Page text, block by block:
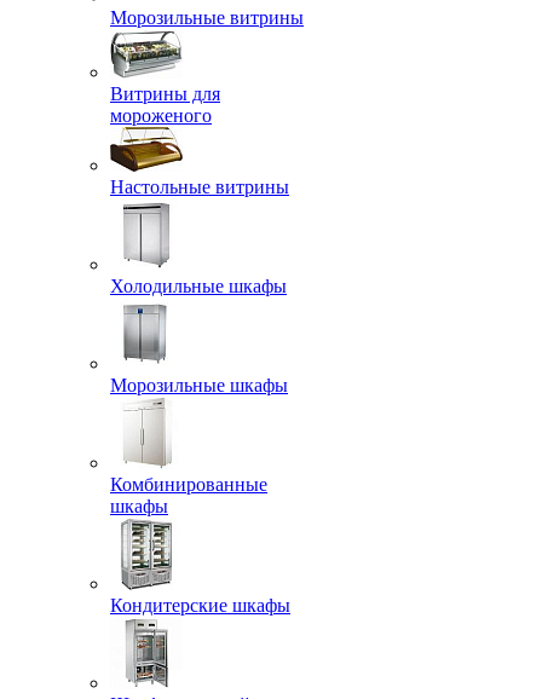
Морозильные витрины
Витрины для
мороженого
Настольные витрины
Холодильные шкафы
Морозильные шкафы
Комбинированные
шкафы
Кондитерские шкафы